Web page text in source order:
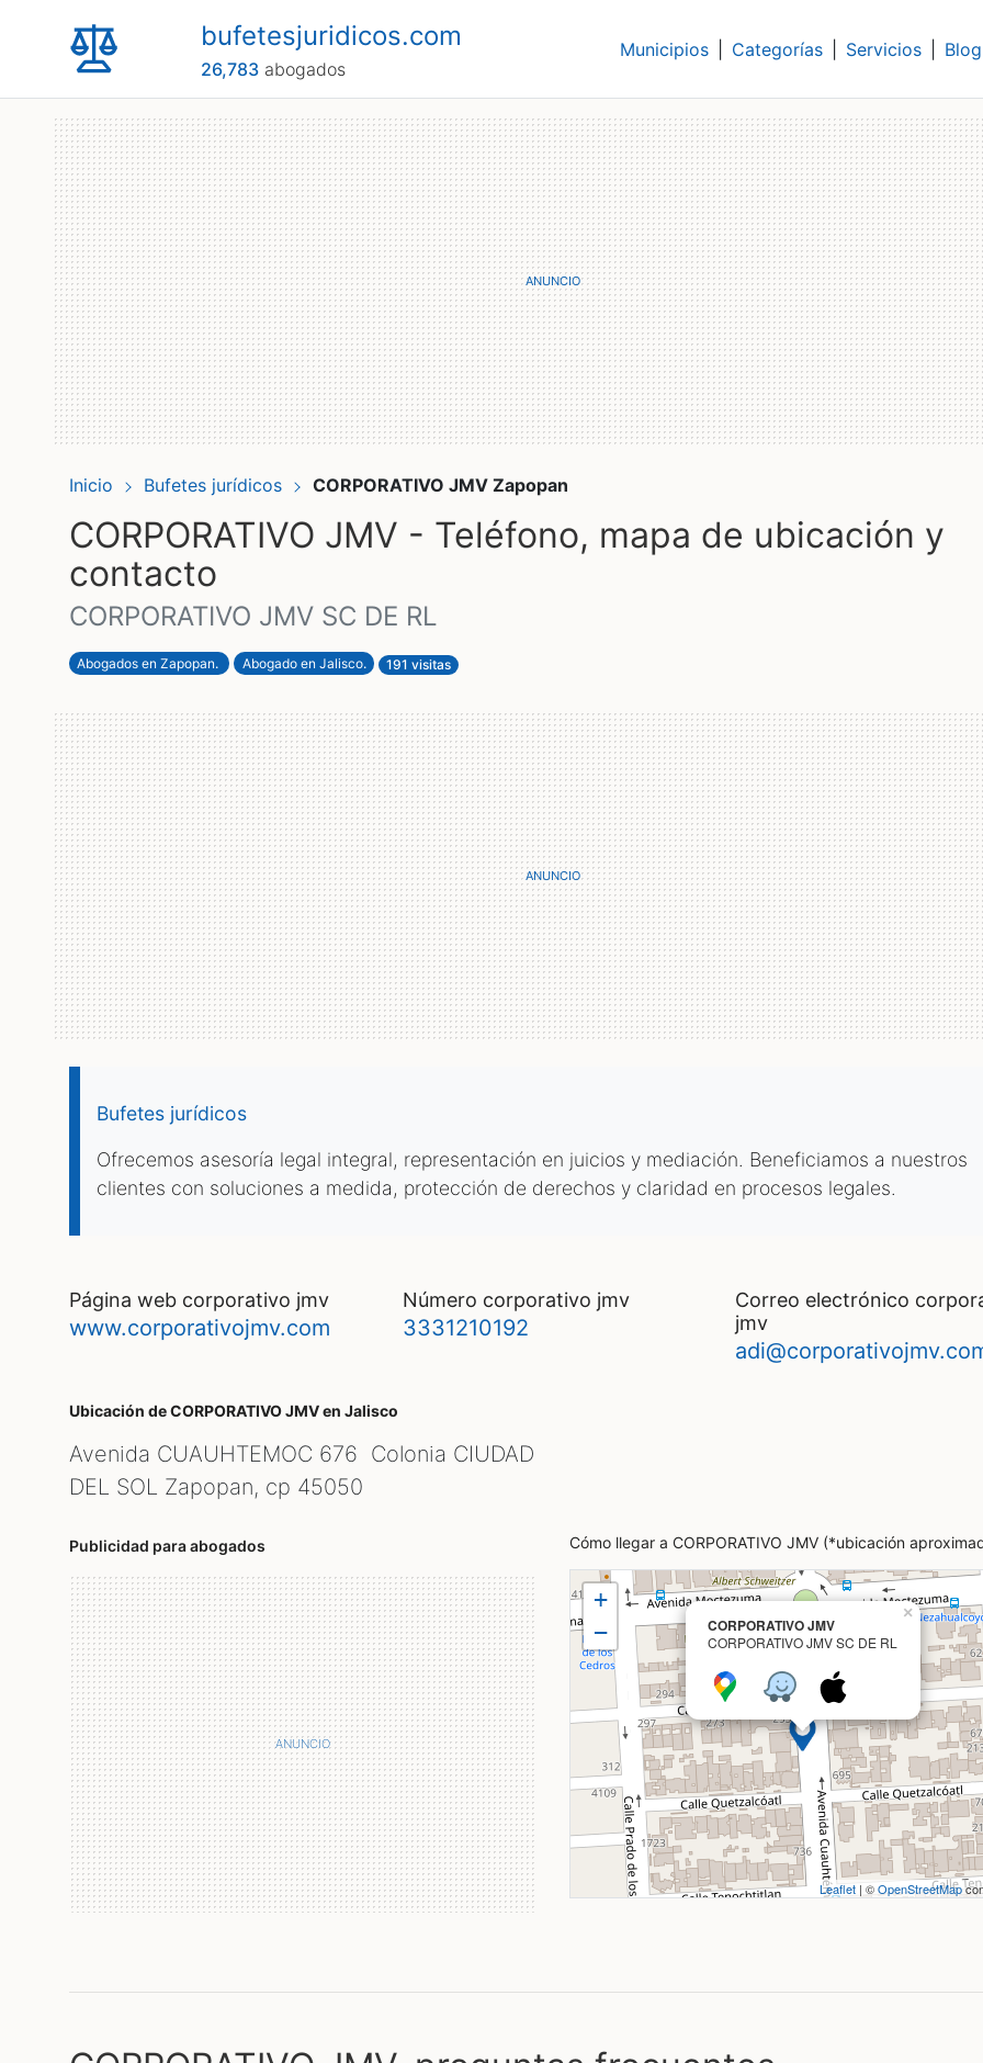
bufetesjuridicos.com
26,783abogados
Municipios Categorías Servicios Blog
Inicio Bufetes jurídicos CORPORATIVO JMV Zapopan
CORPORATIVO JMV - Teléfono, mapa de ubicación y
contacto
CORPORATIVO JMV SC DE RL
Abogados en Zapopan. Abogado en Jalisco. 191 visitas
Bufetes jurídicos
Ofrecemos asesoría legal integral, representación en juicios y mediación. Beneficiamos a nuestros
clientes con soluciones a medida, protección de derechos y claridad en procesos legales.
página web corporativo jmv
www.corporativojmv.com
número corporativo jmv
3331210192
correo electrónico corporativo
jmv
Ubicación de CORPORATIVO JMVen Jalisco
Avenida CUAUHTEMOC 676 Colonia CIUDAD
DEL SOL Zapopan, cp 45050
Publicidad para abogados Cómo llegar a CORPORATIVO JMV (*ubicación
CORPORATIVO JMV
CORPORATIVO JMV SC DE RL
×
+
−
Leaflet | ©OpenStreetMap